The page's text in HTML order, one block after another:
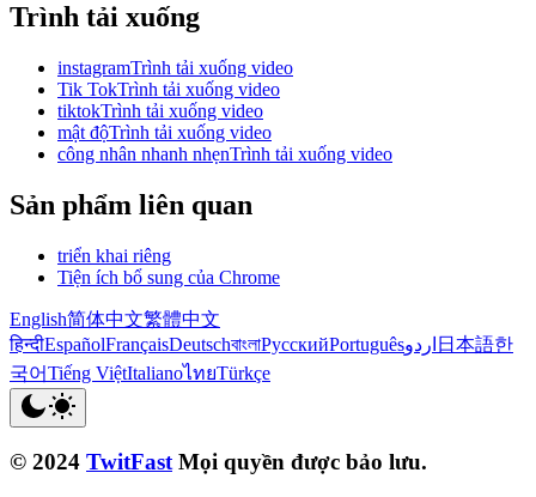
Trình tải xuống
instagramTrình tải xuống video
Tik TokTrình tải xuống video
tiktokTrình tải xuống video
mật độTrình tải xuống video
công nhân nhanh nhẹnTrình tải xuống video
Sản phẩm liên quan
triển khai riêng
Tiện ích bổ sung của Chrome
English简体中文繁體中文
हिन्दीEspañolFrançaisDeutschবাংলাРусскийPortuguêsاردو 日本語한
국어Tiếng ViệtItalianoไทยTürkçe
© 2024 TwitFast Mọi quyền được bảo lưu.